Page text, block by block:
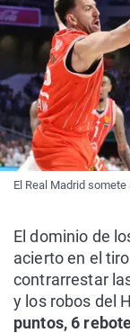
El Real Madrid
El dominio de
acierto en el
contrarrestar
y los robos del
puntos, 6